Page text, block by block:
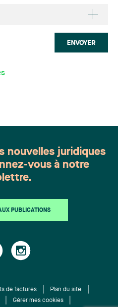
ENVOYER
nouvelles juridiques
vous à notre
PUBLICATIONS
de factures
Plan du site
Gérer mes cookies